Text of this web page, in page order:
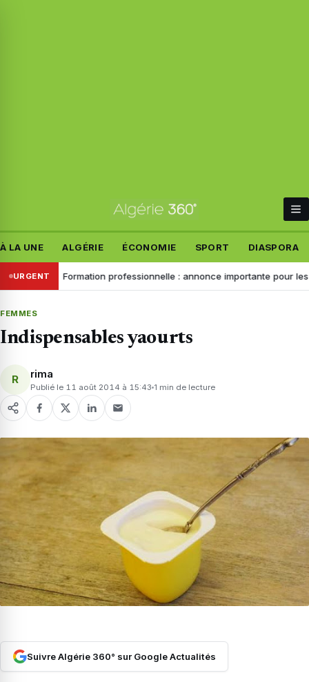
À LA UNE ALGÉRIE ÉCONOMIE SPORT DIASPORA
URGENT
trains Formation professionnelle : annonce importante pour les
FEMMES
Indispensables yaourts
R rima
Publié le 11 août 2014 à 15:43 1 min de lecture
Suivre Algérie 360° sur Google Actualités